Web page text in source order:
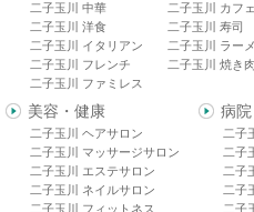
二子玉川 中華
二子玉川 洋食
二子玉川 イタリアン
二子玉川 フレンチ
二子玉川 ファミレス
二子玉川 カフェ
二子玉川 寿司
二子玉川 ラー
二子玉川 焼き肉
美容・健康
二子玉川 ヘアサロン
二子玉川 マッサージサロン
二子玉川 エステサロン
二子玉川 ネイルサロン
二子玉川 フィットネス
病
二子
二子
二子
二子
二子